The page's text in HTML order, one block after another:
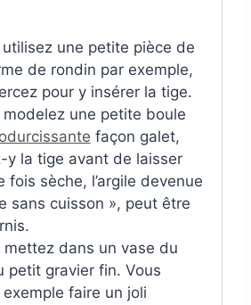
utilisez une petite pièce de
de rondin par exemple,
pour y insérer la tige.
modelez une petite boule
façon galet,
y la tige avant de laisser
fois sèche, l’argile devenue
sans cuisson », peut être
mettez dans un vase du
petit gravier fin. Vous
faire un joli